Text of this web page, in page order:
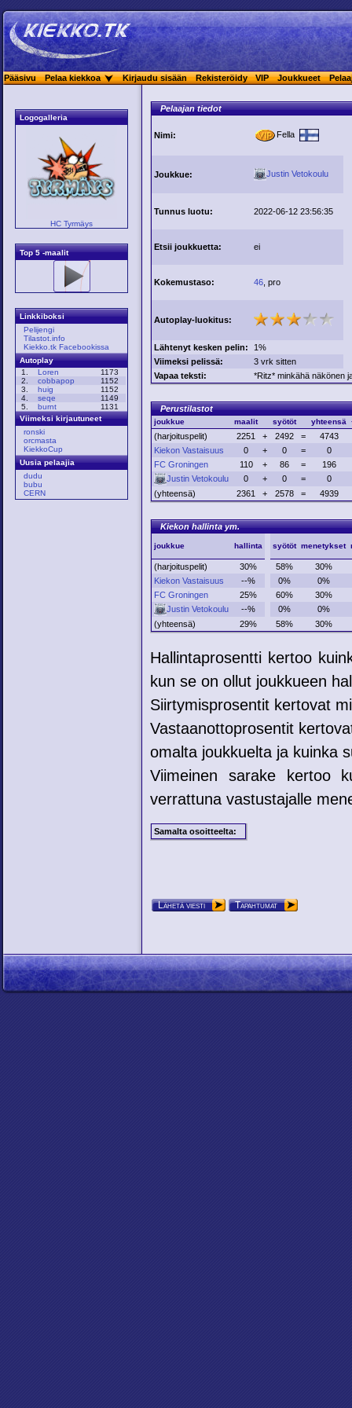
Pääsivu Pelaa kiekkoa Kirjaudu sisään Rekisteröidy VIP Joukkueet
Logogalleria
HC Tyrmäys
Top 5 -maalit
Linkkiboksi
Pelijengi
Tilastot.info
Kiekko.tk Facebookissa
Autoplay
1.
Loren
1173
2.
cobbapop
1152
3.
huig
1152
4.
seqe
1149
5.
burnt
1131
Viimeksi kirjautuneet
ronski
orcmasta
KiekkoCup
Uusia pelaajia
dudu
bubu
CERN
Pelaajan tiedot
Nimi: Fella
Joukkue: Justin Vetokoulu
Tunnus luotu: 2022-06-12 23:56:35
Etsii joukkuetta: ei
Kokemustaso: 46 , pro
Autoplay-luokitus:
Lähtenyt kesken pelin:
1%
Viimeksi pelissä:
3 vrk sitten
Vapaa teksti:
*Ritz* minkähä näkönen
Perustilastot
joukkue maalit syötöt yhteensä
(harjoituspelit) 2251 + 2492 =
4743
Kiekon Vastaisuus
0 + 0 =
0
FC Groningen
110 + 86 =
196
Justin Vetokoulu
0 + 0 =
0
(yhteensä)
2361 + 2578 = 4939
Kiekon hallinta ym.
joukkue hallinta syötöt menetykset
(harjoituspelit) 30% 58%
30%
Kiekon Vastaisuus
--% 0%
0%
FC Groningen
25% 60%
30%
Justin Vetokoulu
--% 0%
0%
(yhteensä)
29% 58% 30%
Hallintaprosentti kertoo
kun se on ollut joukkueen
Siirtymisprosentit kertovat
Vastaanottoprosentit
omalta joukkuelta ja kuinka
Viimeinen sarake kertoo
verrattuna vastustajalle
Samalta osoitteelta:
Lähetä viesti Tapahtumat